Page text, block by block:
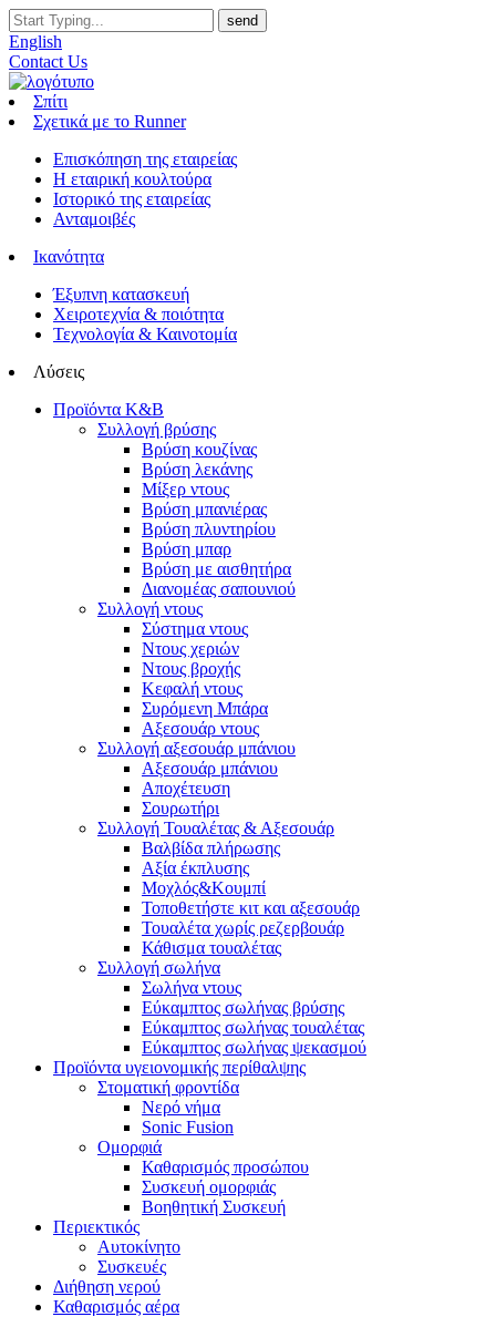
English
Contact Us
Σπίτι
Σχετικά με το Runner
Επισκόπηση της εταιρείας
Η εταιρική κουλτούρα
Ιστορικό της εταιρείας
Ανταμοιβές
Ικανότητα
Έξυπνη κατασκευή
Χειροτεχνία & ποιότητα
Τεχνολογία & Καινοτομία
Λύσεις
Προϊόντα K&B
Συλλογή βρύσης
Βρύση κουζίνας
Βρύση λεκάνης
Μίξερ ντους
Βρύση μπανιέρας
Βρύση πλυντηρίου
Βρύση μπαρ
Βρύση με αισθητήρα
Διανομέας σαπουνιού
Συλλογή ντους
Σύστημα ντους
Ντους χεριών
Ντους βροχής
Κεφαλή ντους
Συρόμενη Μπάρα
Αξεσουάρ ντους
Συλλογή αξεσουάρ μπάνιου
Αξεσουάρ μπάνιου
Αποχέτευση
Σουρωτήρι
Συλλογή Τουαλέτας & Αξεσουάρ
Βαλβίδα πλήρωσης
Αξία έκπλυσης
Μοχλός&Κουμπί
Τοποθετήστε κιτ και αξεσουάρ
Τουαλέτα χωρίς ρεζερβουάρ
Κάθισμα τουαλέτας
Συλλογή σωλήνα
Σωλήνα ντους
Εύκαμπτος σωλήνας βρύσης
Εύκαμπτος σωλήνας τουαλέτας
Εύκαμπτος σωλήνας ψεκασμού
Προϊόντα υγειονομικής περίθαλψης
Στοματική φροντίδα
Νερό νήμα
Sonic Fusion
Ομορφιά
Καθαρισμός προσώπου
Συσκευή ομορφιάς
Βοηθητική Συσκευή
Περιεκτικός
Αυτοκίνητο
Συσκευές
Διήθηση νερού
Καθαρισμός αέρα